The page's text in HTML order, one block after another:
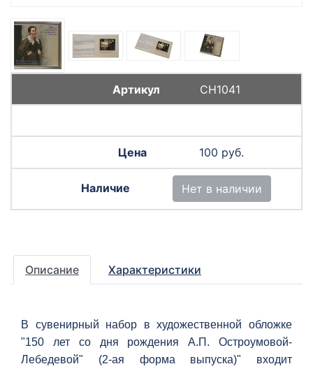
СН1041
100 руб.
Нет в наличии
Описание Характеристики
В сувенирный набор в художественной обложке
"150 лет со дня рождения А.П. Остроумовой-
Лебедевой" (2-ая форма выпуска)" входит